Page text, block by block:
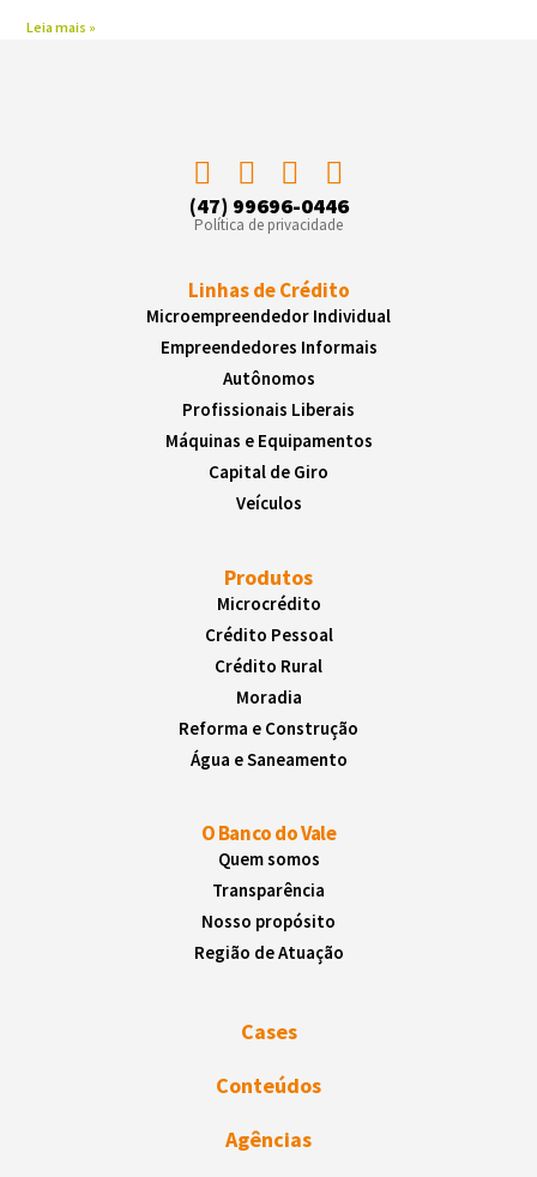
Leia mais »
(47) 99696-0446
Política de privacidade
Linhas de Crédito
Microempreendedor Individual
Empreendedores Informais
Autônomos
Profissionais Liberais
Máquinas e Equipamentos
Capital de Giro
Veículos
Produtos
Microcrédito
Crédito Pessoal
Crédito Rural
Moradia
Reforma e Construção
Água e Saneamento
O Banco do Vale
Quem somos
Transparência
Nosso propósito
Região de Atuação
Cases
Conteúdos
Agências